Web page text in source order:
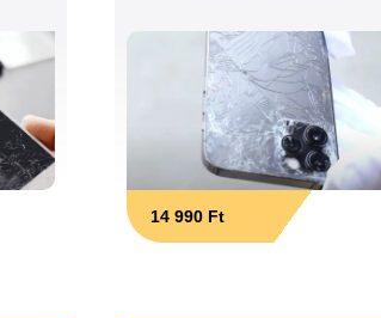
14 990 Ft